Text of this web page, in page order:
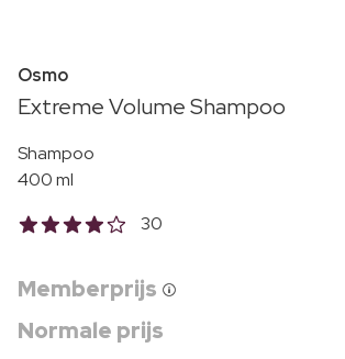
Osmo
Extreme Volume Shampoo
Shampoo
400 ml
30
Memberprijs
Normale prijs